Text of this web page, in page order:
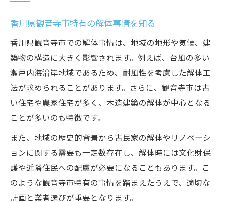
香川県観音寺市特有の解体事情を知る
香川県観音寺市での解体事情は、地域の地形や気候、建
築物の構造に大きく影響されます。例えば、台風の多い
瀬戸内海沿岸地域であるため、耐風性を考慮した解体工
法が求められることがあります。さらに、観音寺市は古
い住宅や農家住宅が多く、木造建築の解体が中心となる
ことが多いのも特徴です。
また、地域の歴史的背景から古民家の解体やリノベーシ
ョンに関する需要も一定数存在し、解体時には文化財保
護や近隣住民への配慮が必要になることもあります。こ
のような観音寺市特有の事情を踏まえたうえで、適切な
計画と業者選びが重要となります。